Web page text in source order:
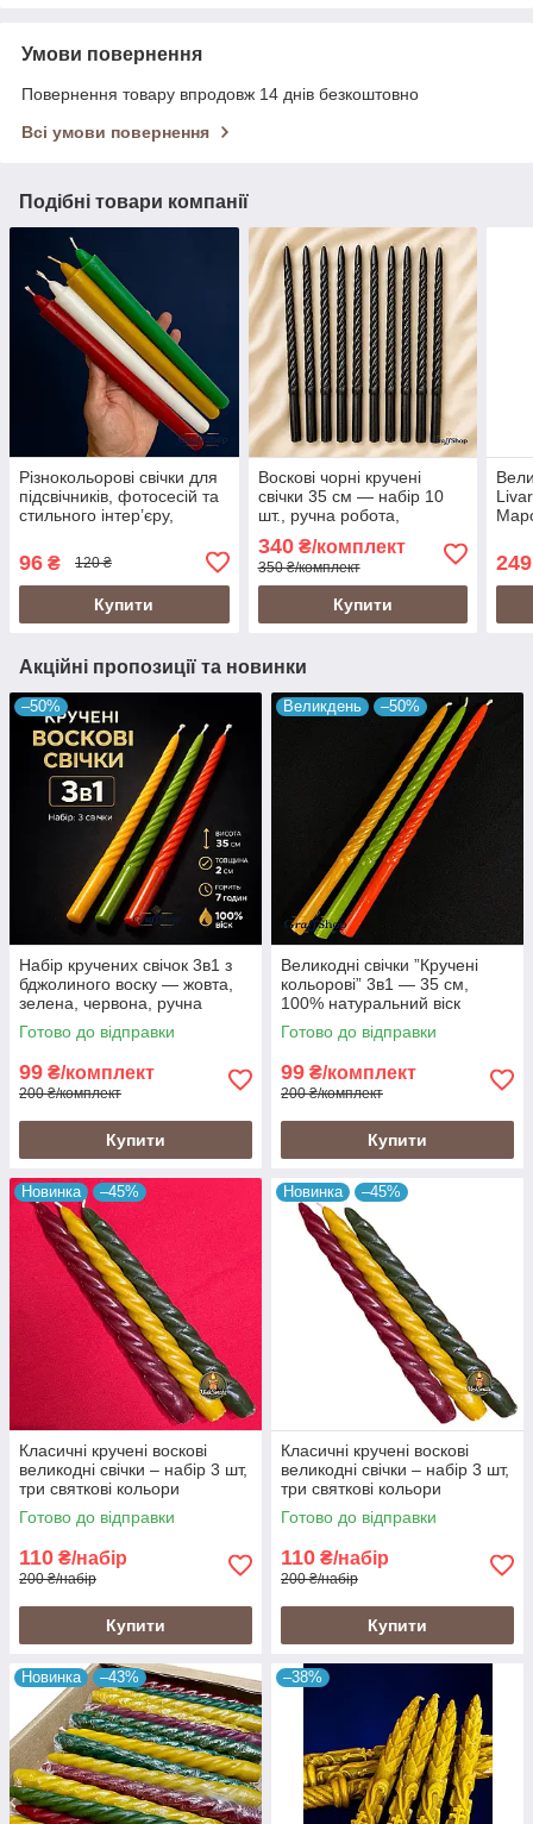
Умови повернення
Повернення товару впродовж 14 днів безкоштовно
Всі умови повернення
Подібні товари компанії
Різнокольорові свічки для
підсвічників, фотосесій та
стильного інтер’єру,
шт
96 ₴ 120 ₴
Купити
Воскові чорні кручені
свічки 35 см — набір 10
шт., ручна робота,
340₴/комплект
350 ₴/комплект
Купити
249
Акційні пропозиції та новинки
–50%
Набір кручених свічок 3в1 з
бджолиного воску — жовта,
зелена, червона, ручна
робота
Готово до відправки
99 ₴/комплект
200 ₴/комплект
Купити
Великдень –50%
Великодні свічки ”Кручені
кольорові” 3в1 — 35 см,
100% натуральний віск
Готово до відправки
99 ₴/комплект
200 ₴/комплект
Купити
Новинка –45%
Класичні кручені воскові
великодні свічки – набір 3 шт,
три святкові кольори
Готово до відправки
110 ₴/набір
200 ₴/набір
Купити
Новинка –45%
Класичні кручені воскові
великодні свічки – набір 3 шт,
три святкові кольори
Готово до відправки
110 ₴/набір
200 ₴/набір
Купити
Новинка –43% –38%